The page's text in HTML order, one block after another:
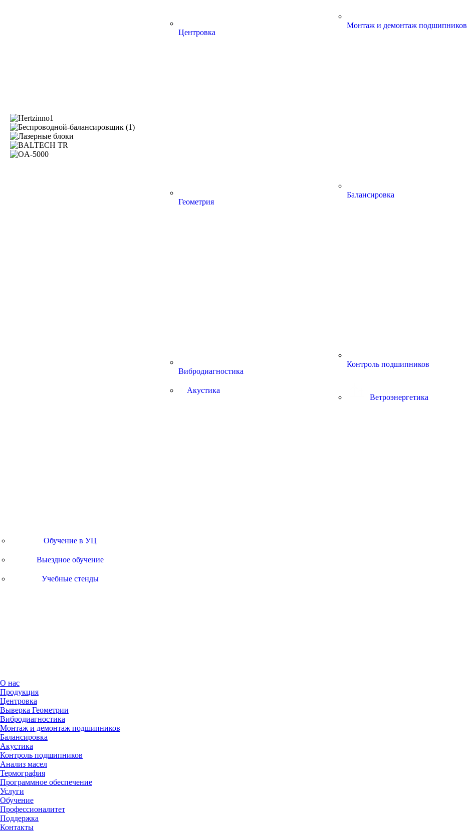
Центровка
Геометрия
Вибродиагностика
Акустика
Монтаж и демонтаж подшипников
Балансировка
Контроль подшипников
Ветроэнергетика
Обучение в УЦ
Выездное обучение
Учебные стенды
О нас
Продукция
Центровка
Выверка Геометрии
Вибродиагностика
Монтаж и демонтаж подшипников
Балансировка
Акустика
Контроль подшипников
Анализ масел
Термография
Программное обеспечение
Услуги
Обучение
Профессионалитет
Поддержка
Контакты